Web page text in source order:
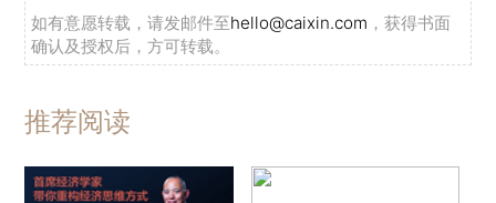
如有意愿转载，请发邮件至hello@caixin.com ，获得书面
确认及授权后，方可转载。
推荐阅读